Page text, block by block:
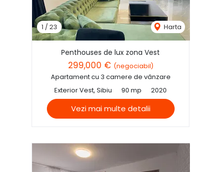
1 /23 Harta
Penthouses de lux zona Vest
299,000 € (negociabil)
Apartament cu 3 camere de vânzare
Exterior Vest, Sibiu
90 mp 2020
Vezi mai multe detalii